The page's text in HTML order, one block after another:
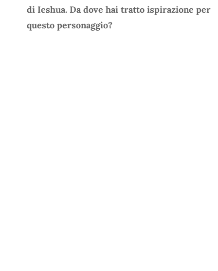
di Ieshua. Da dove hai tratto ispirazione per
questo personaggio?